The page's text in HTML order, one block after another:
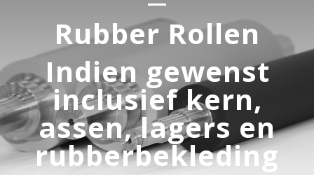
PVC ROLLEN
PU ROLLEN
KERNEN
SLIJPEN EN PROFILEREN
CONTACT
Rubber Rollen
Indien gewenst
inclusief kern,
assen, lagers en
rubberbekleding